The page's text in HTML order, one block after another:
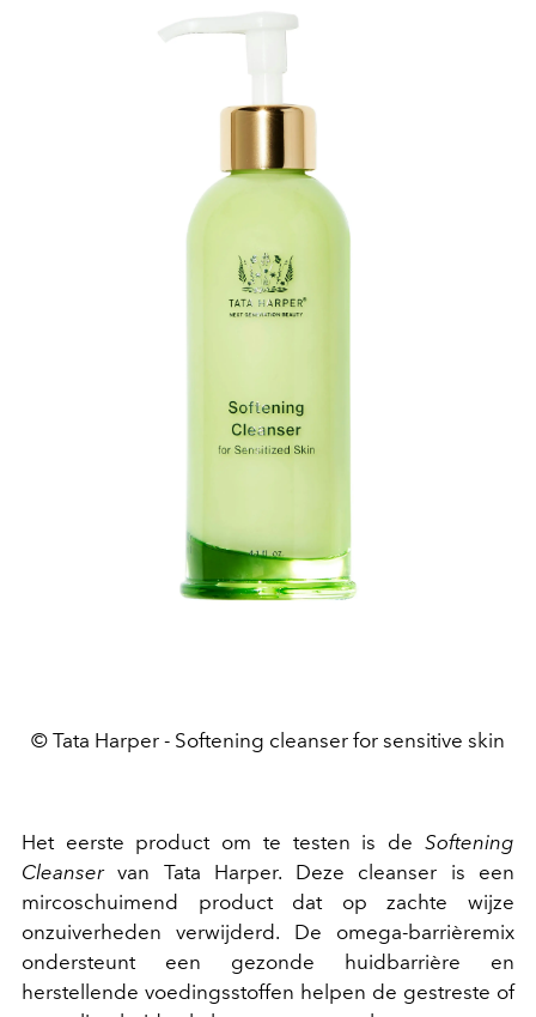
© Tata Harper - Softening cleanser for sensitive skin
Het eerste product om te testen is de Softening
Cleanservan Tata Harper. Deze cleanser is een
mircoschuimend product dat op zachte wijze
onzuiverheden verwijderd. De omega-barrièremix
ondersteunt een gezonde huidbarrière en
herstellende voedingsstoffen helpen de gestreste of